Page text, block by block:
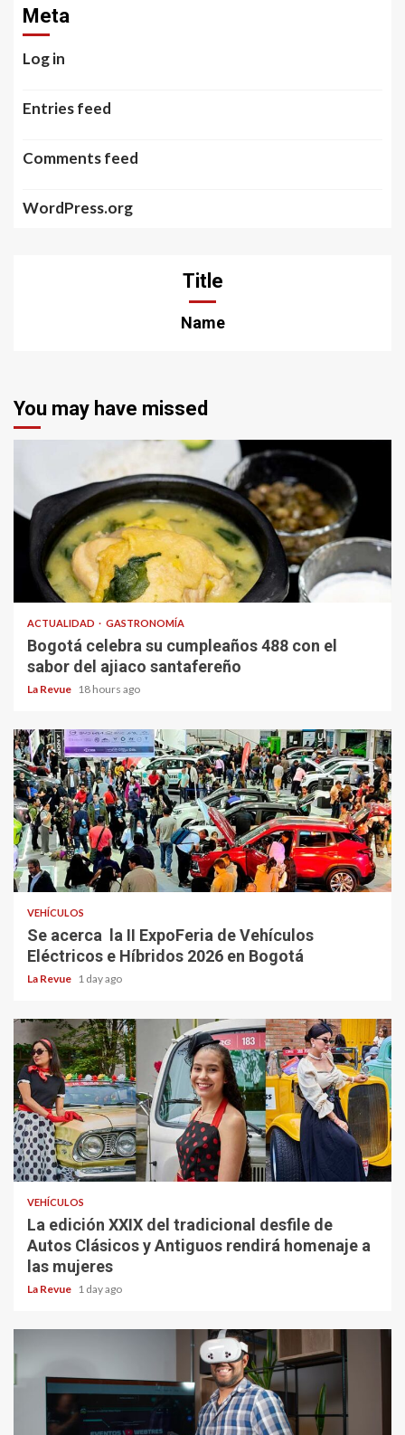
Meta
Log in
Entries feed
Comments feed
WordPress.org
Title
Name
You may have missed
ACTUALIDAD GASTRONOMÍA
Bogotá celebra su cumpleaños 488 con el
sabor del ajiaco santafereño
La Revue 18 hours ago
VEHÍCULOS
Se acerca la II ExpoFeria de Vehículos
Eléctricos e Híbridos 2026 en Bogotá
La Revue 1 day ago
VEHÍCULOS
La edición XXIX del tradicional desfile de
Autos Clásicos y Antiguos rendirá homenaje a
las mujeres
La Revue 1 day ago